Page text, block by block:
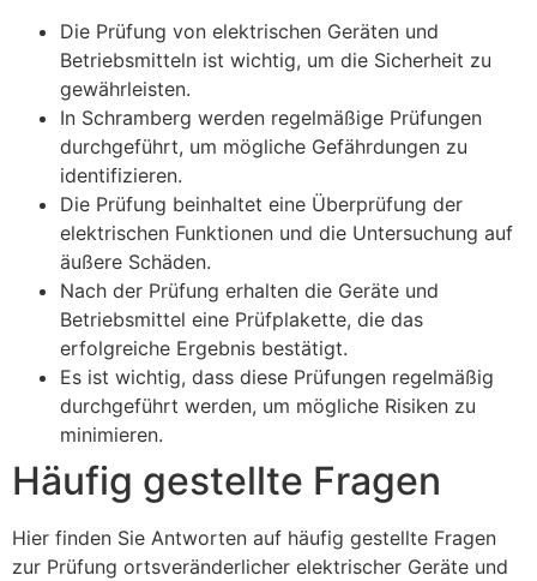
Die Prüfung von elektrischen Geräten und
Betriebsmitteln ist wichtig, um die Sicherheit zu
gewährleisten.
In Schramberg werden regelmäßige Prüfungen
durchgeführt, um mögliche Gefährdungen zu
identifizieren.
Die Prüfung beinhaltet eine Überprüfung der
elektrischen Funktionen und die Untersuchung auf
äußere Schäden.
Nach der Prüfung erhalten die Geräte und
Betriebsmittel eine Prüfplakette, die das
erfolgreiche Ergebnis bestätigt.
Es ist wichtig, dass diese Prüfungen regelmäßig
durchgeführt werden, um mögliche Risiken zu
minimieren.
Häufig gestellte Fragen
Hier finden Sie Antworten auf häufig gestellte Fragen
zur Prüfung ortsveränderlicher elektrischer Geräte und